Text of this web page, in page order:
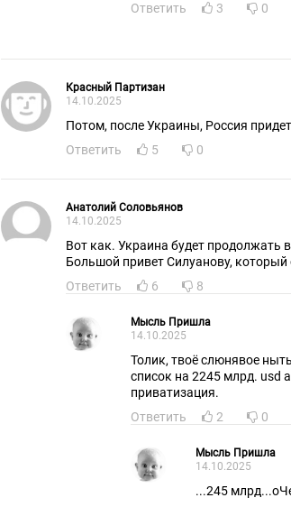
Ответить
3 0
Красный Партизан
14.10.2025
Потом, после Украины, Россия
Ответить
5 0
Анатолий Соловьянов
14.10.2025
Вот как. Украина будет продолжать воевать с
Большой привет Силуанову,
Ответить
6 8
Мысль Пришла
14.10.2025
Толик, твоё слюнявое
список на 2245 млрд. usd
приватизация.
Ответить
2 0
Мысль Пришла
14.10.2025
...245